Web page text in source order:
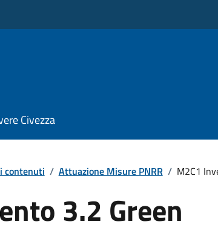
Civezza
contenuti / Attuazione Misure PNRR / M2C1
3.2 Green